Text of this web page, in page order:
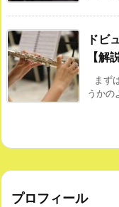
ドビ
【解
まず
うかの
プロフィール